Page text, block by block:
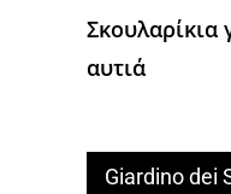
Σκουλαρίκια
αυτιά
Giardino dei